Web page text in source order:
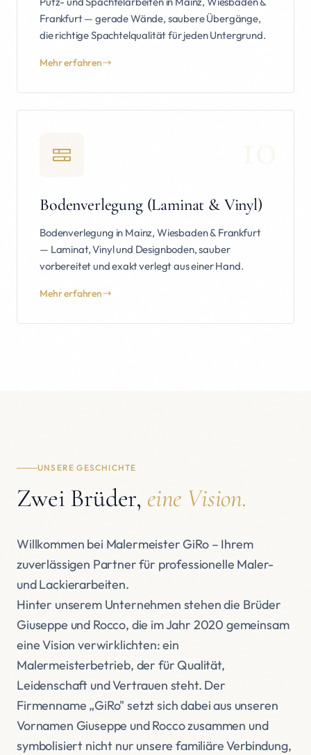
Frankfurt — gerade Wände, saubere Übergänge,
die richtige Spachtelqualität für jeden Untergrund.
Mehr erfahren
Bodenverlegung (Laminat & Vinyl)
Bodenverlegung in Mainz, Wiesbaden & Frankfurt
— Laminat, Vinyl und Designboden, sauber
vorbereitet und exakt verlegt aus einer Hand.
Mehr erfahren
UNSERE GESCHICHTE
Zwei Brüder, eine Vision.
Willkommen bei Malermeister GiRo – Ihrem
zuverlässigen Partner für professionelle Maler-
und Lackierarbeiten.
Hinter unserem Unternehmen stehen die Brüder
Giuseppe und Rocco, die im Jahr 2020 gemeinsam
eine Vision verwirklichten: ein
Malermeisterbetrieb, der für Qualität,
Leidenschaft und Vertrauen steht. Der
Firmenname „GiRo" setzt sich dabei aus unseren
Vornamen Giuseppe und Rocco zusammen und
symbolisiert nicht nur unsere familiäre Verbindung,